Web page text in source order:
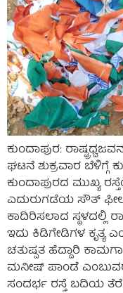
ಕುಂದಾಪುರ:
ಘಟನೆ ಶುಕ್ರವಾರ ಬೆಳಿಗ್ಗೆ
ಕುಂದಾಪುರದ ಮುಖ್ಯ
ಎದುರುಗಡೆಯ ಸೌತ್
ಕಾದಿರಿಸಲಾದ ಸ್ಥಳದಲ್ಲಿ
ಇದು ಕಿಡಿಗೇಡಿಗಳ ಕೃತ್ಯ
ಚತುಷ್ಪತ ಹೆದ್ದಾರಿ
ಮನೀಷ್ ಪಾಂಡೆ
ಸಂದರ್ಭ ರಸ್ತೆ ಬದಿಯ ತೆರೆದ